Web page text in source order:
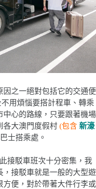
之一絕對包括它的交通便
用煩惱要搭計程車、轉乘
中心的路線，只要跟著機場
各大澳門度假村 (包含 新濠
士搭乘處。
接駁車班次十分密集，我
接駁車就是一般的大型遊
方便，對於帶著大件行李或